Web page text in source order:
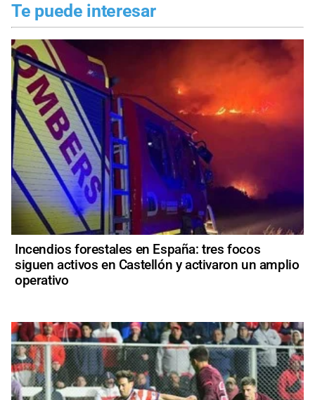
Te puede interesar
Incendios forestales en España: tres focos
siguen activos en Castellón y activaron un amplio
operativo